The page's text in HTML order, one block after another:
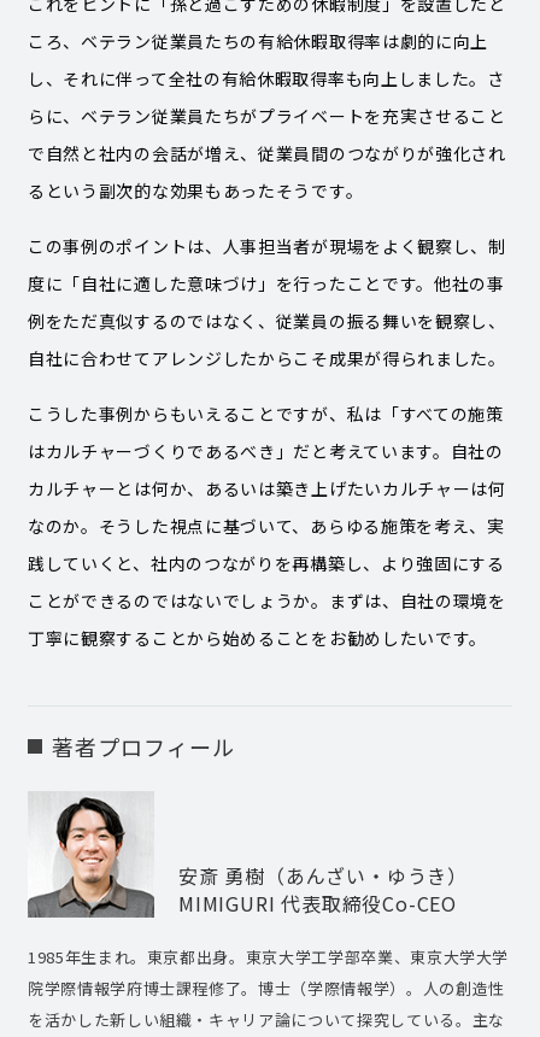
ころ、ベテラン従業員たちの有給休暇取得率は劇的に向上
し、それに伴って全社の有給休暇取得率も向上しました。さ
らに、ベテラン従業員たちがプライベートを充実させること
で自然と社内の会話が増え、従業員間のつながりが強化され
るという副次的な効果もあったそうです。
この事例のポイントは、人事担当者が現場をよく観察し、制
度に「自社に適した意味づけ」を行ったことです。他社の事
例をただ真似するのではなく、従業員の振る舞いを観察し、
自社に合わせてアレンジしたからこそ成果が得られました。
こうした事例からもいえることですが、私は「すべての施策
はカルチャーづくりであるべき」だと考えています。自社の
カルチャーとは何か、あるいは築き上げたいカルチャーは何
なのか。そうした視点に基づいて、あらゆる施策を考え、実
践していくと、社内のつながりを再構築し、より強固にする
ことができるのではないでしょうか。まずは、自社の環境を
丁寧に観察することから始めることをお勧めしたいです。
著者プロフィール
安斎 勇樹（あんざい・ゆうき）
MIMIGURI 代表取締役Co-CEO
1985年生まれ。東京都出身。東京大学工学部卒業、東京大学大学
院学際情報学府博士課程修了。博士（学際情報学）。人の創造性
を活かした新しい組織・キャリア論について探究している。主な